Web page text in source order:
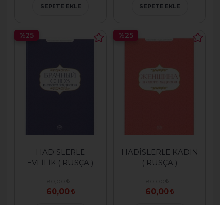
SEPETE EKLE SEPETE EKLE
HADİSLERLE
EVLİLİK ( RUSÇA )
60,00
%25
HADİSLERLE KADIN
( RUSÇA )
60,00
%25